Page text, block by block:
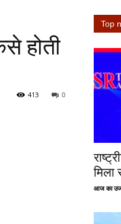
होती
0
413
Top
मिला
आज का